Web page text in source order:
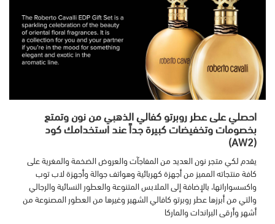
احصلي على عطر روبرتو كفالي الذهبي من نون وتمتع
بخصومات وتخفيضات كبيرة جداً عند استخدامك كود
(AW2)
يقدم لكي متجر نون العديد من المفاجآت والعروض الضخمة والمغرية على
كافة منتجاته المميز من أجهزة كهربائية وهواتف جوالة وأجهزة لاب توب
واكسسواراتها، بالإضافة إلى الملابس المتنوعة والعطور النسائية والرجالي
والتي من أبرزها عطر روبرتو كافالي الشهير وغيرها من العطور المصنوعة من
أشهر وأرقى البراندات والماركا